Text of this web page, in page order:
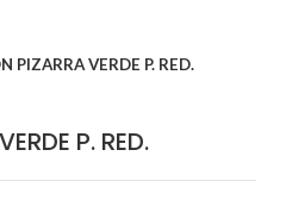
PIZARRA VERDE P. RED.
P. RED.